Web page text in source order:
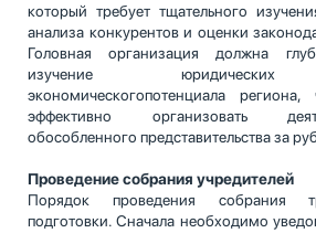
который требует тщательного
анализа конкурентов и оценки
Головная организация должна
изучение юридических
экономическогопотенциала
эффективно организовать
обособленного представительства за
Проведение собрания учредителей
Порядок проведения собрания
подготовки. Сначала необходимо